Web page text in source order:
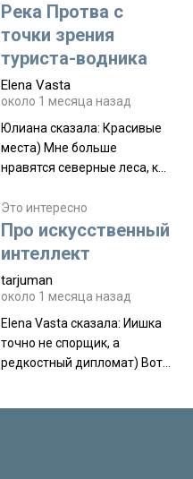
Free, которая стала первой
ультралегкой моделью в
ассортименте
производителя. Новинка
получила двухслойную
конструкцию с отдельным
внешним тентом и сетчатой
внутренней палаткой, а ее
комплектации составляет
около 845 г. Палатка весит
менее
Река Протва с
точки зрения
туриста-водника
Elena Vasta
около 1 месяца назад
Юлиана сказалa: Красивые
места) Мне больше
нравятся северные леса, как
южной тайги
Это интересно
Про искусственный
интеллект
tarjuman
около 1 месяца назад
Elena Vasta сказалa: Иишка
точно не спорщик, а
редкостный дипломат) Вот,